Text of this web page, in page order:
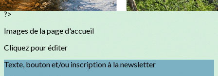
?>
Images de la page d'accueil
Cliquez pour éditer
Texte, bouton et/ou inscription à la newsletter